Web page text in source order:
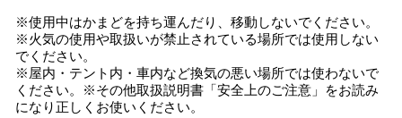
※使用中はかまどを持ち運んだり、移動しないでください。
※火気の使用や取扱いが禁止されている場所では使用しない
でください。
※屋内・テント内・車内など換気の悪い場所では使わないで
ください。※その他取扱説明書「安全上のご注意」をお読み
になり正しくお使いください。